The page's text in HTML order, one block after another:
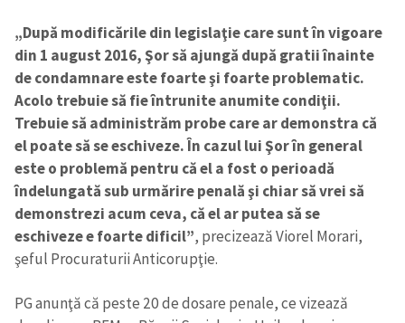
Trimite o informație
Despre ZdG
in English
на русском
„După modificările din legislaţie care sunt în vigoare
din 1 august 2016, Şor să ajungă după gratii înainte
de condamnare este foarte şi foarte problematic.
Acolo trebuie să fie întrunite anumite condiţii.
Trebuie să administrăm probe care ar demonstra că
el poate să se eschiveze. În cazul lui Şor în general
este o problemă pentru că el a fost o perioadă
îndelungată sub urmărire penală şi chiar să vrei să
demonstrezi acum ceva, că el ar putea să se
eschiveze e foarte dificil”, precizează Viorel Morari,
şeful Procuraturii Anticorupţie.
PG anunţă că peste 20 de dosare penale, ce vizează